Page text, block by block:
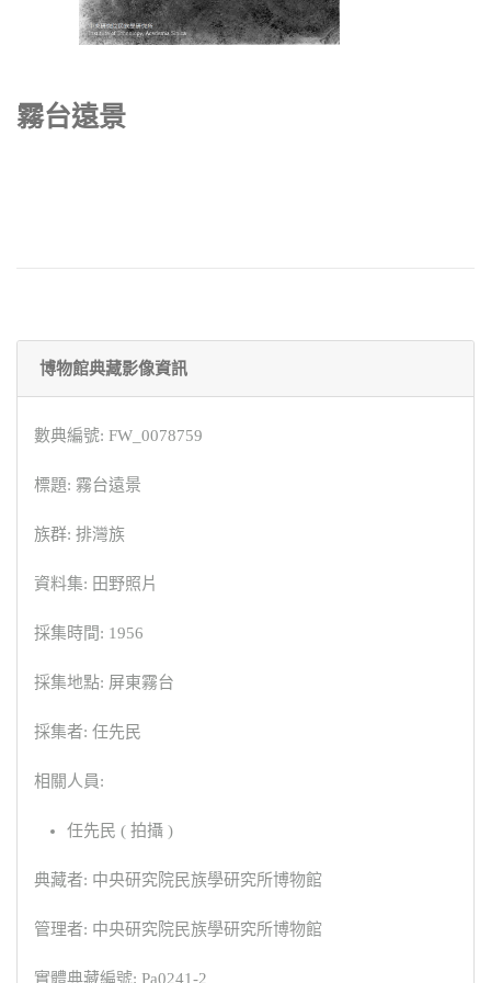
霧台遠景
博物館典藏影像資訊
數典編號: FW_0078759
標題: 霧台遠景
族群: 排灣族
資料集: 田野照片
採集時間: 1956
採集地點: 屏東霧台
採集者: 任先民
相關人員:
任先民 ( 拍攝 )
典藏者: 中央研究院民族學研究所博物館
管理者: 中央研究院民族學研究所博物館
實體典藏編號: Pa0241-2